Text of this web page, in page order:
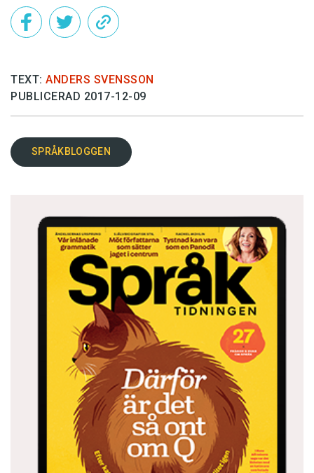
TEXT: ANDERS SVENSSON
PUBLICERAD 2017-12-09
SPRÅKBLOGGEN